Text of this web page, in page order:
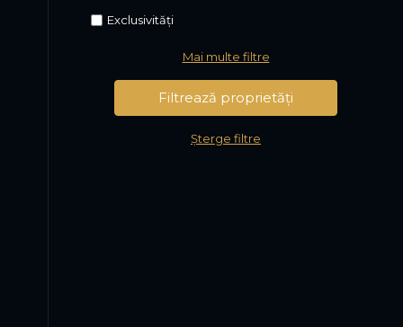
Exclusivități
Mai multe filtre
Șterge filtre